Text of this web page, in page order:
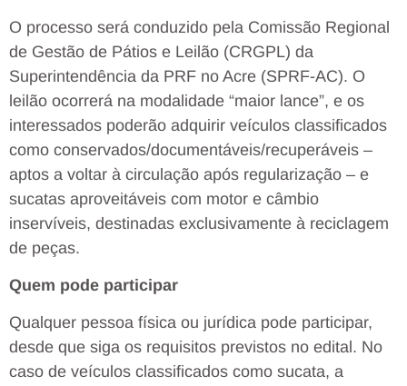
O processo será conduzido pela Comissão Regional
de Gestão de Pátios e Leilão (CRGPL) da
Superintendência da PRF no Acre (SPRF-AC). O
leilão ocorrerá na modalidade “maior lance”, e os
interessados poderão adquirir veículos classificados
como conservados/documentáveis/recuperáveis –
aptos a voltar à circulação após regularização – e
sucatas aproveitáveis com motor e câmbio
inservíveis, destinadas exclusivamente à reciclagem
de peças.
Quem pode participar
Qualquer pessoa física ou jurídica pode participar,
desde que siga os requisitos previstos no edital. No
caso de veículos classificados como sucata, a